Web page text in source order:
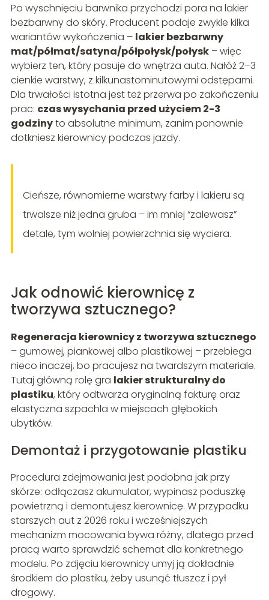
Po wyschnięciu barwnika przychodzi pora na lakier
bezbarwny do skóry. Producent podaje zwykle kilka
wariantów wykończenia – lakier bezbarwny
mat/półmat/satyna/półpołysk/połysk– więc
wybierz ten, który pasuje do wnętrza auta. Nałóż 2–3
cienkie warstwy, z kilkunastominutowymi odstępami.
Dla trwałości istotna jest też przerwa po zakończeniu
prac: czas wysychania przed użyciem 2-3
godzinyto absolutne minimum, zanim ponownie
dotkniesz kierownicy podczas jazdy.
Cieńsze, równomierne warstwy farby i lakieru są
trwalsze niż jedna gruba – im mniej “zalewasz”
detale, tym wolniej powierzchnia się wyciera.
Jak odnowić kierownicę z
tworzywa sztucznego?
Regeneracja kierownicy z tworzywa sztucznego
– gumowej, piankowej albo plastikowej – przebiega
nieco inaczej, bo pracujesz na twardszym materiale.
Tutaj główną rolę gra lakier strukturalny do
plastiku, który odtwarza oryginalną fakturę oraz
elastyczna szpachla w miejscach głębokich
ubytków.
Demontaż i przygotowanie plastiku
Procedura zdejmowania jest podobna jak przy
skórze: odłączasz akumulator, wypinasz poduszkę
powietrzną i demontujesz kierownicę. W przypadku
starszych aut z 2026 roku i wcześniejszych
mechanizm mocowania bywa różny, dlatego przed
pracą warto sprawdzić schemat dla konkretnego
modelu. Po zdjęciu kierownicy umyj ją dokładnie
środkiem do plastiku, żeby usunąć tłuszcz i pył
drogowy.